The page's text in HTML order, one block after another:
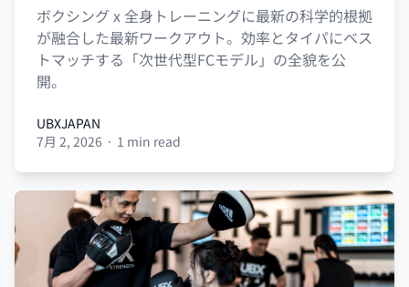
ボクシング x 全身トレーニングに最新の科学的根拠
が融合した最新ワークアウト。効率とタイパにベス
トマッチする「次世代型FCモデル」の全貌を公
開。
UBXJAPAN
UBXJAPAN
7月 2, 2026 · 1 min read